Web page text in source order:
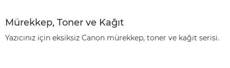
Mürekkep, Toner ve Kağıt
Yazıcınız için eksiksiz Canon mürekkep, toner ve kağıt serisi.